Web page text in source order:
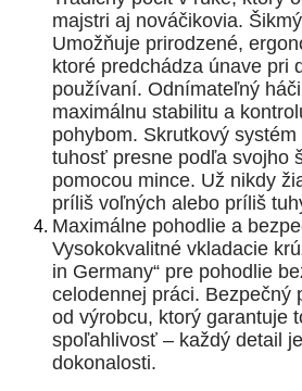
majstri aj nováčikovia.
Umožňuje prirodzené,
ktoré predchádza únave pri
používaní. Odnímateľný
maximálnu stabilitu a
pohybom. Skrutkový
tuhosť presne podľa svojho
pomocou mince. Už nikdy
príliš voľných alebo príliš
Maximálne pohodlie a
Vysokokvalitné vkladacie
in Germany“ pre pohodlie
celodennej práci. Bezpečný
od výrobcu, ktorý garantuje
spoľahlivosť – každý detail
dokonalosti.